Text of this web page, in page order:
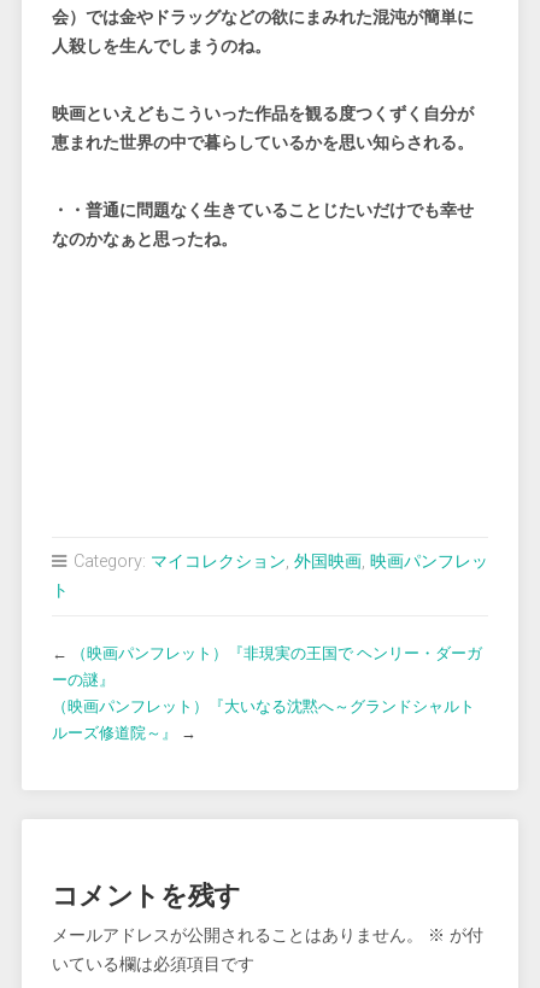
会）では金やドラッグなどの欲にまみれた混沌が簡単に
人殺しを生んでしまうのね。
映画といえどもこういった作品を観る度つくずく自分が
恵まれた世界の中で暮らしているかを思い知らされる。
・・普通に問題なく生きていることじたいだけでも幸せ
なのかなぁと思ったね。
Category: マイコレクション, 外国映画, 映画パンフレッ
ト
←
（映画パンフレット）『非現実の王国で ヘンリー・ダーガ
ーの謎』
（映画パンフレット）『大いなる沈黙へ～グランドシャルト
ルーズ修道院～』
→
コメントを残す
メールアドレスが公開されることはありません。 ※ が付
いている欄は必須項目です